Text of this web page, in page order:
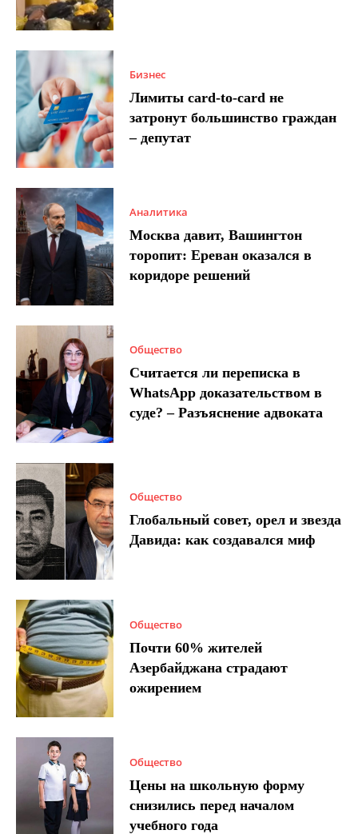
Бизнес
Лимиты card-to-card не
затронут большинство граждан
– депутат
Аналитика
Москва давит, Вашингтон
торопит: Ереван оказался в
коридоре решений
Общество
Считается ли переписка в
WhatsApp доказательством в
суде? – Разъяснение адвоката
Общество
Глобальный совет, орел и звезда
Давида: как создавался миф
Общество
Почти 60% жителей
Азербайджана страдают
ожирением
Общество
Цены на школьную форму
снизились перед началом
учебного года